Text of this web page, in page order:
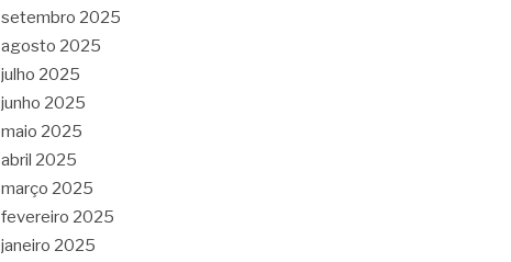
setembro 2025
agosto 2025
julho 2025
junho 2025
maio 2025
abril 2025
março 2025
fevereiro 2025
janeiro 2025